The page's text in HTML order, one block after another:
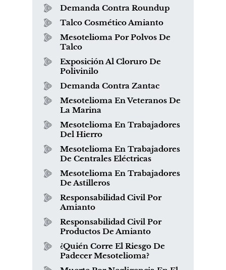
Demanda Contra Roundup
Talco Cosmético Amianto
Mesotelioma Por Polvos De
Talco
Exposición Al Cloruro De
Polivinilo
Demanda Contra Zantac
Mesotelioma En Veteranos De
La Marina
Mesotelioma En Trabajadores
Del Hierro
Mesotelioma En Trabajadores
De Centrales Eléctricas
Mesotelioma En Trabajadores
De Astilleros
Responsabilidad Civil Por
Amianto
Responsabilidad Civil Por
Productos De Amianto
¿Quién Corre El Riesgo De
Padecer Mesotelioma?